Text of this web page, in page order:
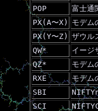
POP
富士通
PX(A〜X)
モデム
PX(Y〜Z) ザウル
QW*
イージ
QZ*
モデム
RXE
モデム
SBI
SCI